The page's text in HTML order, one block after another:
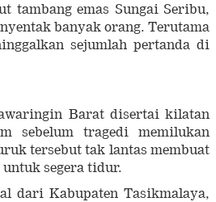
tambang emas Sungai Seribu,
banyak orang. Terutama
sejumlah pertanda di
Barat disertai kilatan
sebelum tragedi memilukan
tersebut tak lantas membuat
segera tidur.
dari Kabupaten Tasikmalaya,